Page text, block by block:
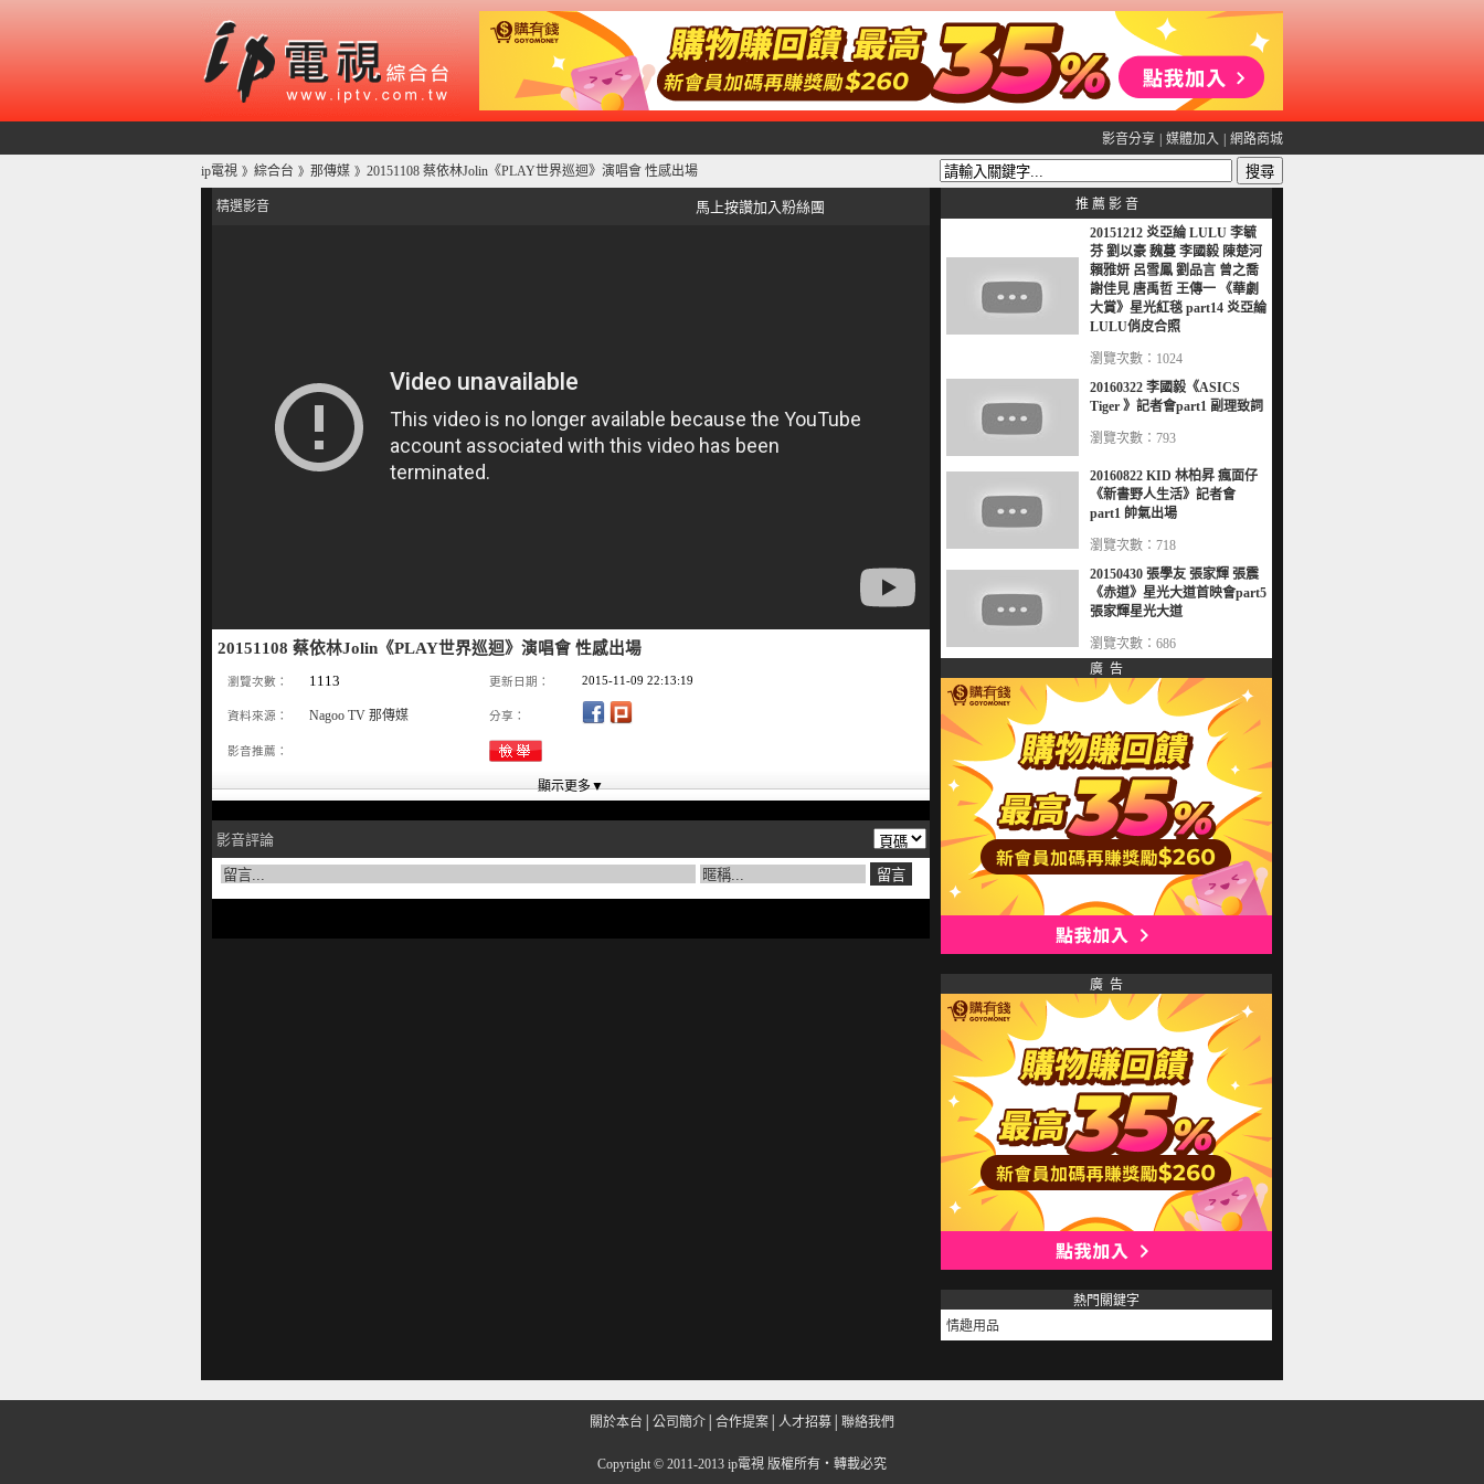
影音分享 媒體加入 網路商城
ip電視 》 綜合台 》 那傳媒 》 20151108 蔡依林Jolin《PLAY世界巡迴》演唱會 性感出場
精選影音 馬上按讚加入粉絲團
20151108 蔡依林Jolin《PLAY世界巡迴》演唱會 性感出場
瀏覽次數： 1113 更新日期： 2015-11-09 22:13:19
資料來源： Nagoo TV 那傳媒 分享：
影音推薦：
影音評論
推 薦 影 音
20151212 炎亞綸 LULU 李毓
芬 劉以豪 魏蔓 李國毅 陳楚河
賴雅妍 呂雪鳳 劉品言 曾之喬
謝佳見 唐禹哲 王傳一 《華劇
大賞》星光紅毯 part14 炎亞綸
LULU俏皮合照
瀏覽次數：1024
20160322 李國毅《ASICS
Tiger 》記者會part1 副理致詞
瀏覽次數：793
20160822 KID 林柏昇 瘋面仔
《新書野人生活》記者會
part1 帥氣出場
瀏覽次數：718
20150430 張學友 張家輝 張震
《赤道》星光大道首映會part5
張家輝星光大道
瀏覽次數：686
廣 告
廣 告
熱門關鍵字
情趣用品
關於本台 公司簡介 合作提案 人才招募 聯絡我們
Copyright © 2011-2013 ip電視 版權所有‧轉載必究